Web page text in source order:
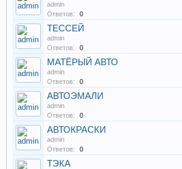
admin
Ответов:
0
ТЕССЕЙ
admin
Ответов:
0
МАТЁРЫЙ АВТО
admin
Ответов:
0
АВТОЭМАЛИ
admin
Ответов:
0
АВТОКРАСКИ
admin
Ответов:
0
ТЭКА